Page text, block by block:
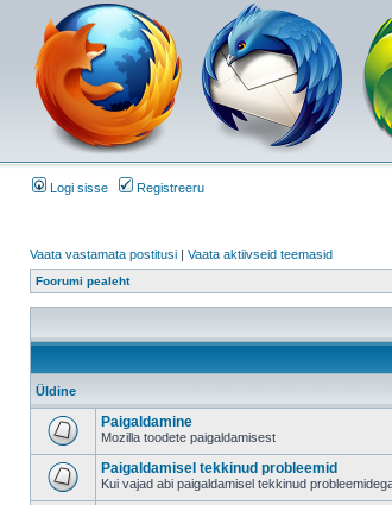
Logi sisse Registreeru
Vaata vastamata postitusi | Vaata aktiivseid teemasid
Foorumi pealeht
Üldine
Paigaldamine
Mozilla toodete paigaldamisest
Paigaldamisel tekkinud probleemid
Kui vajad abi paigaldamisel tekkinud